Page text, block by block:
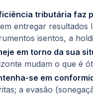
tributária faz
entregar resultados
isentos, a
em torno da sua
mudam o que é
se em
a evasão